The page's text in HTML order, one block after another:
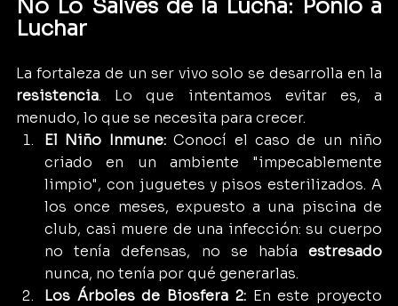
No Lo Salves de la Lucha: Ponlo a
Luchar
resistencia. Lo que intentamos evitar es, a
menudo, lo que se necesita para crecer.
El Niño Inmune: Conocí el caso de un niño
criado en un ambiente "impecablemente
limpio", con juguetes y pisos esterilizados. A
los once meses, expuesto a una piscina de
club, casi muere de una infección: su cuerpo
no tenía defensas, no se había estresado
nunca, no tenía por qué generarlas.
Los Árboles de Biosfera 2: En este proyecto